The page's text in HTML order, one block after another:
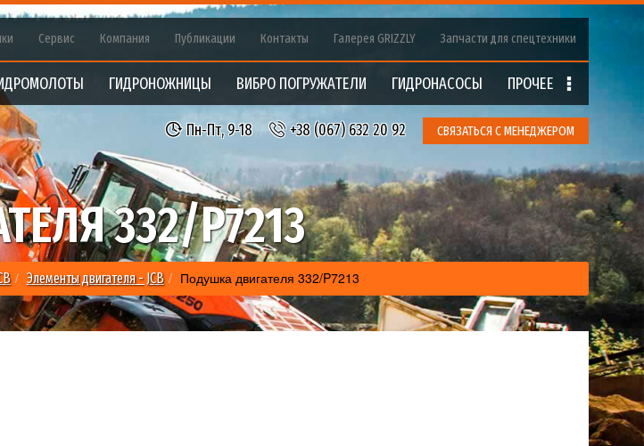
Сервис Компания Публикации Контакты Галерея GRIZZLY Запчасти для спецтехники
ГИДРОНОЖНИЦЫ ВИБРО ПОГРУЖАТЕЛИ ГИДРОНАCOCЫ ПРОЧЕЕ
Пн-Пт, 9-18 +38 (067) 632 20 92 СВЯЗАТЬСЯ С МЕНЕДЖЕРОМ
332/P7213
Элементы двигателя - JCB Подушка двигателя 332/P7213